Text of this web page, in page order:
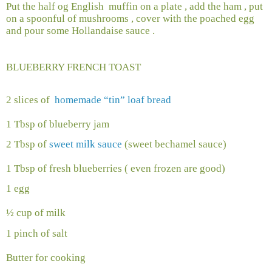
Put the half og English muffin on a plate , add the ham , put
on a spoonful of mushrooms , cover with the poached egg
and pour some Hollandaise sauce .
BLUEBERRY FRENCH TOAST
2 slices of ​​ homemade “tin” loaf bread
1 Tbsp of blueberry jam
2 Tbsp of sweet milk sauce (sweet bechamel sauce)
1 Tbsp of fresh blueberries ( even frozen are good)
1 egg
½ cup of milk
1 pinch of salt
Butter for cooking